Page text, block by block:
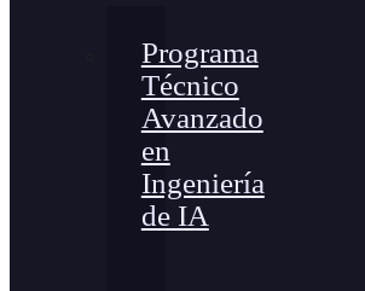
Programa
Técnico
Avanzado
en
Ingeniería
de IA